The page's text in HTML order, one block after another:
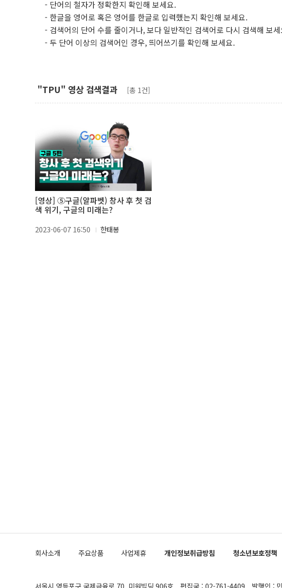
- 단어의 철자가 정확한지 확인해 보세요.
- 한글을 영어로 혹은 영어를 한글로 입력했는지 확인해 보세요.
- 검색어의 단어 수를 줄이거나, 보다 일반적인 검색어로 다시 검색해 보
- 두 단어 이상의 검색어인 경우, 띄어쓰기를 확인해 보세요.
"TPU" 영상 검색결과 [총 1건]
[영상] ⑤구글(알파벳) 창사 후 첫 검
색 위기, 구글의 미래는?
2023-06-07 16:50 한태봉
회사소개 주요상품 사업제휴 개인정보취급방침 청소년보호정책
서울시 영등포구 국제금융로 70, 미원빌딩 906호 편집국 : 02-761-4409 발행인 :